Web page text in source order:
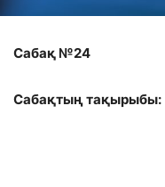
Сабақ №24
Сабақтың тақырыбы: